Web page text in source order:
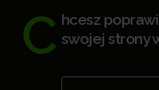
C hcesz
swojej strony